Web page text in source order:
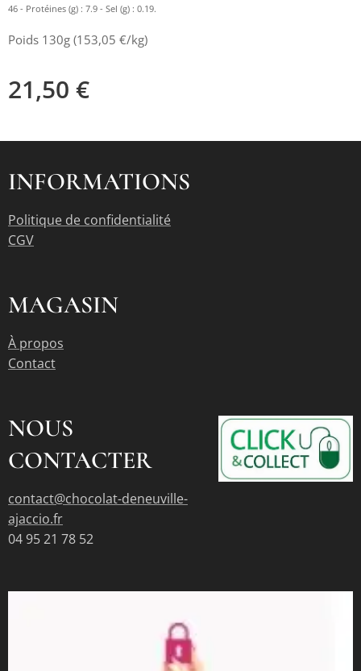
46 - Protéines (g) : 7.9 - Sel (g) : 0.19.
Poids 130g (153,05 €/kg)
21,50 €
INFORMATIONS
Politique de confidentialité
CGV
MAGASIN
À propos
Contact
NOUS
CONTACTER
contact@chocolat-deneuville-
ajaccio.fr
04 95 21 78 52